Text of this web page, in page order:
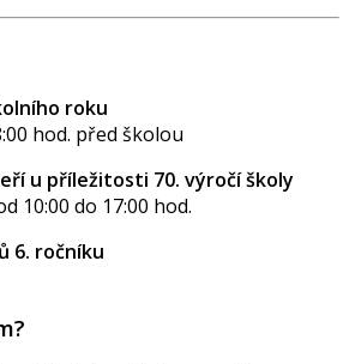
roku
hod. před školou
u příležitosti 70. výročí školy
10:00 do 17:00 hod.
6. ročníku